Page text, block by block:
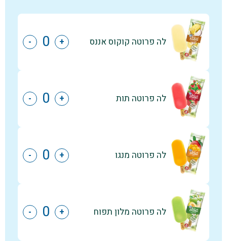
לה פרוטה קוקוס אננס +
-
לה פרוטה תות +
-
לה פרוטה מנגו +
-
לה פרוטה מלון תפוח +
-